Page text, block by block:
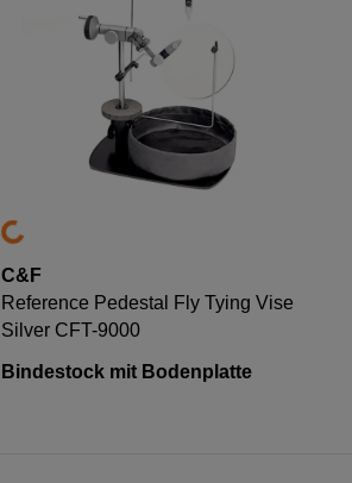
C&F
Reference Pedestal Fly Tying Vise
Silver CFT-9000
Bindestock mit Bodenplatte